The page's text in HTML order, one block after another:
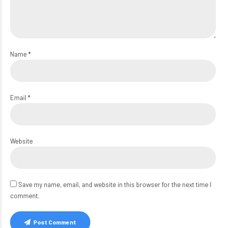
Name *
Email *
Website
Save my name, email, and website in this browser for the next time I
comment.
Post Comment